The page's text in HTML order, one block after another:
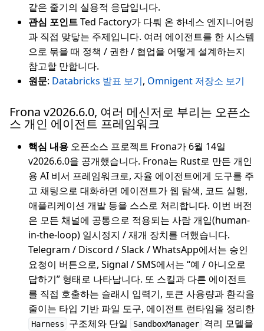
같은 줄기의 실용적 응답입니다.
관심 포인트Ted Factory가 다뤄 온 하네스 엔지니어링
과 직접 맞닿는 주제입니다. 여러 에이전트를 한 시스템
으로 묶을 때 정책 / 권한 / 협업을 어떻게 설계하는지
참고할 만합니다.
원문: Databricks 발표 보기, Omnigent 저장소 보기
Frona v2026.6.0, 여러 메신저로 부리는 오픈소
스 개인 에이전트 프레임워크
핵심 내용 오픈소스 프로젝트 Frona가 6월 14일
v2026.6.0을 공개했습니다. Frona는 Rust로 만든 개인
용 AI 비서 프레임워크로, 자율 에이전트에게 도구를 주
고 채팅으로 대화하면 에이전트가 웹 탐색, 코드 실행,
애플리케이션 개발 등을 스스로 처리합니다. 이번 버전
은 모든 채널에 공통으로 적용되는 사람 개입(human-
in-the-loop) 일시정지 / 재개 장치를 더했습니다.
Telegram / Discord / Slack / WhatsApp에서는 승인
요청이 버튼으로, Signal / SMS에서는 “예 / 아니오로
답하기” 형태로 나타납니다. 또 스킬과 다른 에이전트
를 직접 호출하는 슬래시 입력기, 토큰 사용량과 환각을
줄이는 타입 기반 파일 도구, 에이전트 런타임을 정리한
Harness 구조체와 단일 SandboxManager 격리 모델을